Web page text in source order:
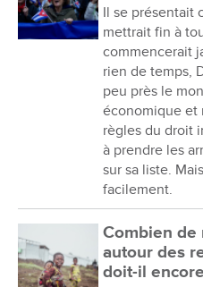
Il se présentait
mettrait fin à
commencerait
rien de temps,
peu près le
économique et
règles du droit
à prendre les
sur sa liste.
facilement.
Combien de
autour des
doit-il